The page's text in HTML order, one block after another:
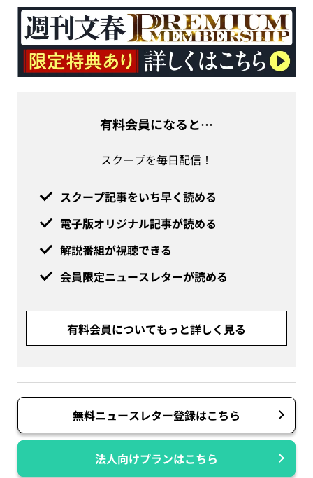
有料会員になると…
スクープを毎日配信！
スクープ記事をいち早く読める
電子版オリジナル記事が読める
解説番組が視聴できる
会員限定ニュースレターが読める
有料会員についてもっと詳しく見る
無料ニュースレター登録はこちら
法人向けプランはこちら